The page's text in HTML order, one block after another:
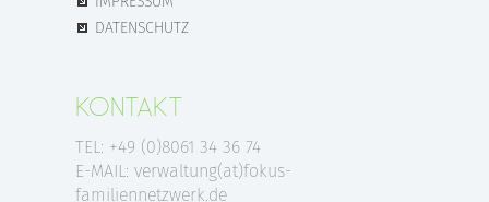
DATENSCHUTZ
KONTAKT
TEL: +49 (0)8061 34 36 74
E-MAIL: verwaltung(at)fokus-
familiennetzwerk.de